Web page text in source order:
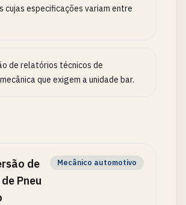
cujas especificações variam entre
de relatórios técnicos de
que exigem a unidade bar.
de
Pneu
Mecânico automotivo